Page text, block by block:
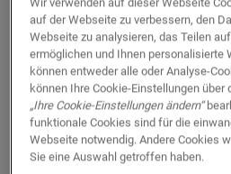
Produkteigenschaften
Dies ist eine hohe, gerade
Ihres Bodens passt. Auf der
Aussparungen, in denen Kabel
Die Sockelleiste ist mit unserem
Schiene einfach zu verlegen. Um
Wir verwenden auf dieser Webseite
auf der Webseite zu verbessern, den
Webseite zu analysieren, das Teilen
ermöglichen und Ihnen personalisierte
können entweder alle oder Analyse-
können Ihre Cookie-Einstellungen über
„Ihre Cookie-Einstellungen ändern“
funktionale Cookies sind für die
Webseite notwendig. Andere Cookies
Sie eine Auswahl getroffen haben.